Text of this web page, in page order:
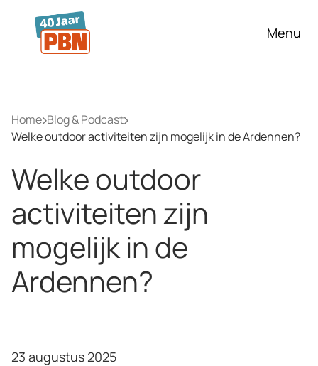
Ga naar hoofdinhoud
Menu
Home Blog & Podcast
Welke outdoor activiteiten zijn mogelijk in de Ardennen?
Welke outdoor
activiteiten zijn
mogelijk in de
Ardennen?
23 augustus 2025